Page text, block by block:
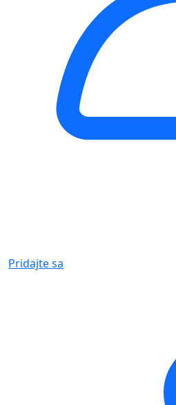
Pridajte sa